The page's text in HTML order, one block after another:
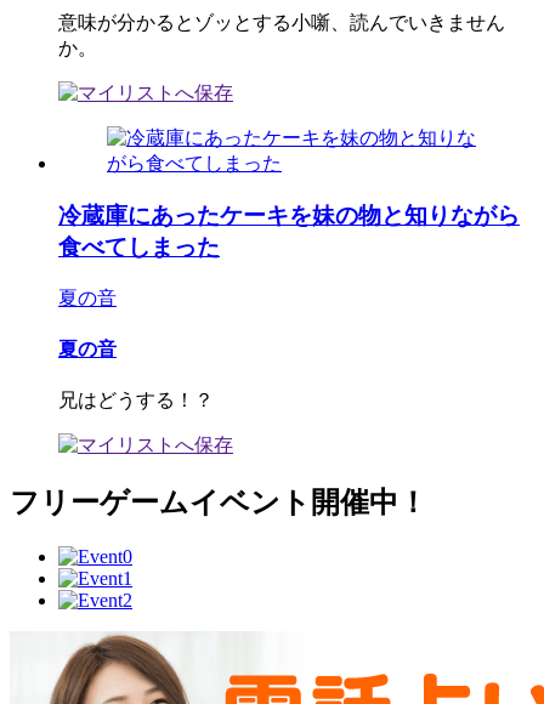
意味が分かるとゾッとする小噺、読んでいきません
か。
冷蔵庫にあったケーキを妹の物と知りながら
食べてしまった
夏の音
夏の音
兄はどうする！？
フリーゲームイベント開催中！